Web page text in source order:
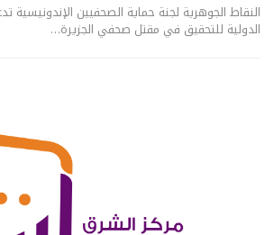
النقاط الجوهرية لجنة حماية الصحفيين الإندونيسية
الدولية للتحقيق في مقتل صحفي الجزيرة…